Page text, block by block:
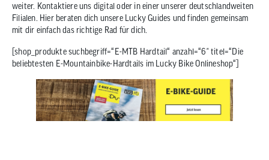
weiter. Kontaktiere uns digital oder in einer unserer deutschlandweiten
Filialen. Hier beraten dich unsere Lucky Guides und finden gemeinsam
mit dir einfach das richtige Rad für dich.
[shop_produkte suchbegriff=“E-MTB Hardtail“ anzahl=“6″ titel=“Die
beliebtesten E-Mountainbike-Hardtails im Lucky Bike Onlineshop“]